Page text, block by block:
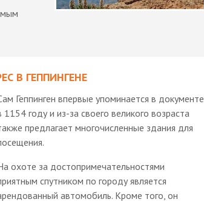
В ГЕППИНГЕНЕ
Геппинген впервые упоминается в документе
1154 году и из-за своего великого возраста
предлагает многочисленные здания для
охоте за достопримечательностями
спутником по городу является
автомобиль. Кроме того, он